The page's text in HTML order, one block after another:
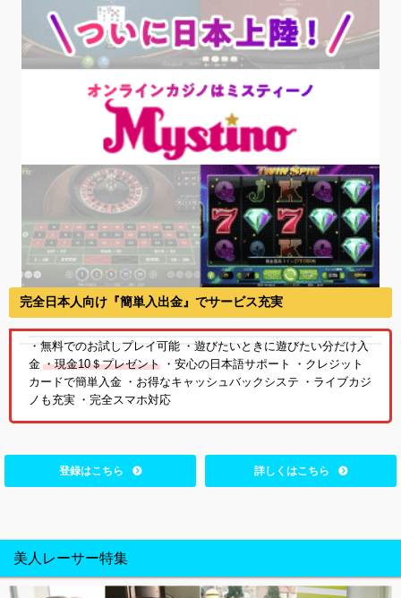
完全日本人向け『簡単入出金』でサービス充実
・無料でのお試しプレイ可能 ・遊びたいときに遊びたい分だけ入
金・現金10＄プレゼント ・安心の日本語サポート ・クレジット
カードで簡単入金 ・お得なキャッシュバックシステ ・ライブカジ
ノも充実 ・完全スマホ対応
登録はこちら 詳しくはこちら
美人レーサー特集